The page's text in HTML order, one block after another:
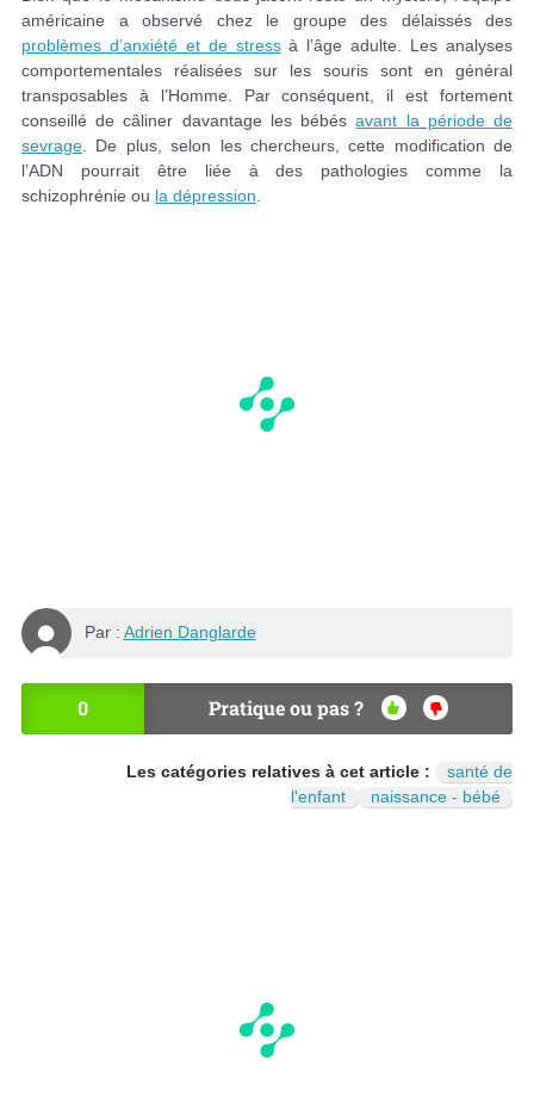
américaine a observé chez le groupe des délaissés des
problèmes d’anxiété et de stressà l’âge adulte. Les analyses
comportementales réalisées sur les souris sont en général
transposables à l’Homme. Par conséquent, il est fortement
conseillé de câliner davantage les bébésavant la période de
sevrage . De plus, selon les chercheurs, cette modification de
l’ADN pourrait être liée à des pathologies comme la
schizophrénie ou la dépression
Par : Adrien Danglarde
0 Pratique ou pas ?
OU
I
NO
Les catégories relatives à cet article :
santé de
l'enfant
naissance - bébé